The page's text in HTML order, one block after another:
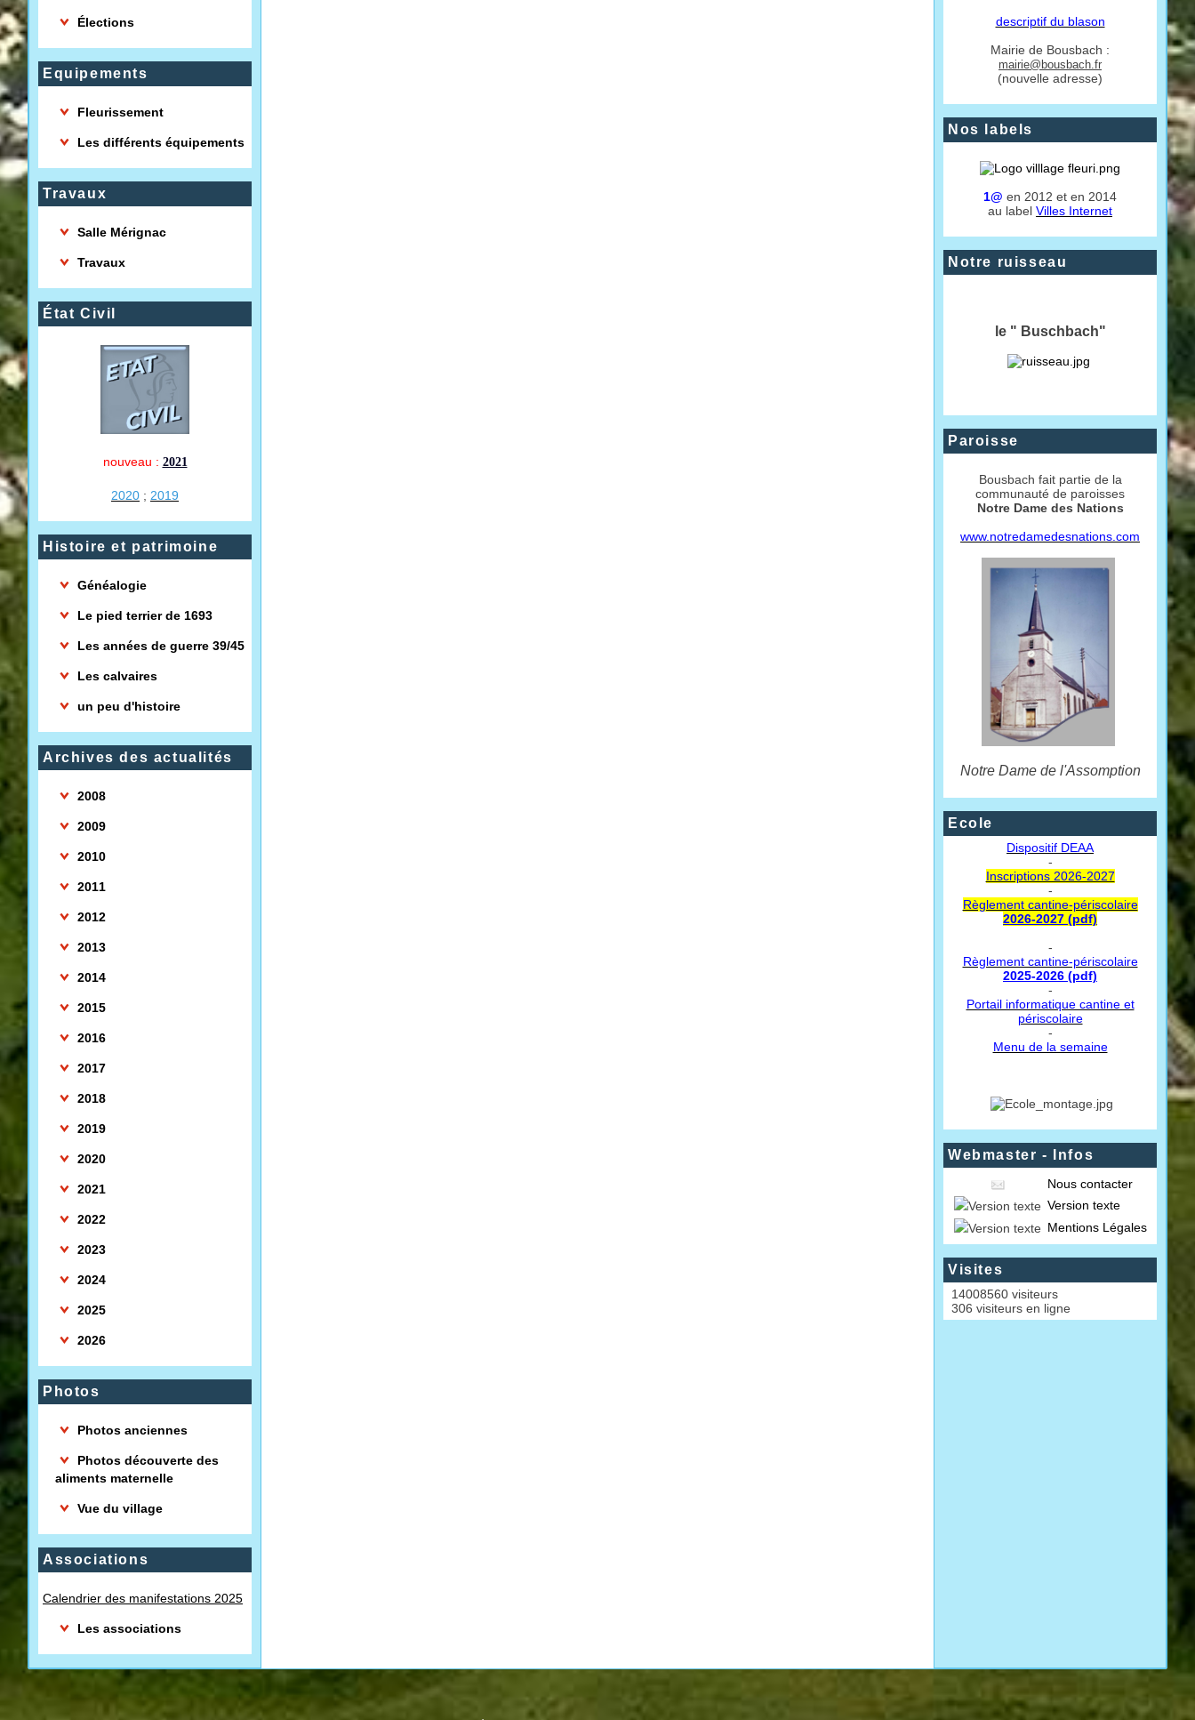
Élections
Equipements
Fleurissement
Les différents équipements
Travaux
Salle Mérignac
Travaux
État Civil
nouveau : 2021
2020 ; 2019
Histoire et patrimoine
Généalogie
Le pied terrier de 1693
Les années de guerre 39/45
Les calvaires
un peu d'histoire
Archives des actualités
2008
2009
2010
2011
2012
2013
2014
2015
2016
2017
2018
2019
2020
2021
2022
2023
2024
2025
2026
Photos
Photos anciennes
Photos découverte des
aliments maternelle
Vue du village
Associations
Calendrier des manifestations 2025
Les associations
descriptif du blason
Mairie de Bousbach :
mairie@bousbach.fr
(nouvelle adresse)
Nos labels
1@ en 2012 et en 2014
au label Villes Internet
Notre ruisseau
le " Buschbach"
Paroisse
Bousbach fait partie de la
communauté de paroisses
Notre Dame des Nations
www.notredamedesnations.com
Notre Dame de l'Assomption
Ecole
Dispositif DEAA
-
Inscriptions 2026-2027
-
Règlement cantine-périscolaire
2026-2027 (pdf)
-
Règlement cantine-périscolaire
2025-2026 (pdf)
-
Portail informatique cantine et
périscolaire
-
Menu de la semaine
Webmaster - Infos
Nous contacter
Version texte
Mentions Légales
Visites
14008560 visiteurs
306 visiteurs en ligne